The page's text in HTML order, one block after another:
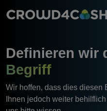
Definieren wir
Begriff
Wir hoffen, dass dies diesen
Ihnen jedoch weiter